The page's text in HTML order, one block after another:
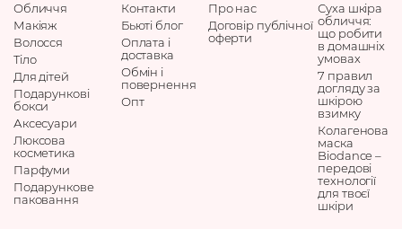
Обличчя
Макіяж
Волосся
Тіло
Для дітей
Подарункові
бокси
Аксесуари
Люксова
косметика
Парфуми
Подарункове
паковання
Контакти
Бьюті блог
Оплата і
доставка
Обмін і
повернення
Опт
Про нас
Договір публічної
оферти
Суха шкіра
обличчя:
що робити
в домашніх
умовах
7 правил
догляду за
шкірою
взимку
Колагенова
маска
Biodance –
передові
технології
для твоєї
шкіри